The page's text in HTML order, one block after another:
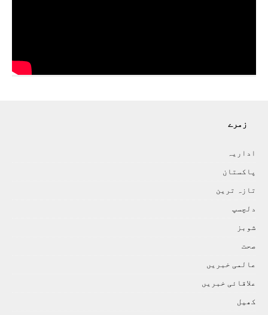
زمرے
اداريہ
پاکستان
تازہ ترين
دلچسپ
شوبز
صحت
عالمی خبريں
علاقائی خبريں
کھيل